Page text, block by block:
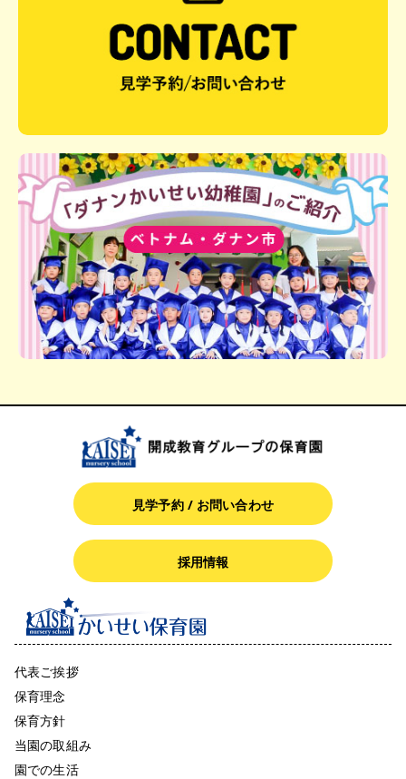
見学予約 / お問い合わせ
採用情報
代表ご挨拶
保育理念
保育方針
当園の取組み
園での生活